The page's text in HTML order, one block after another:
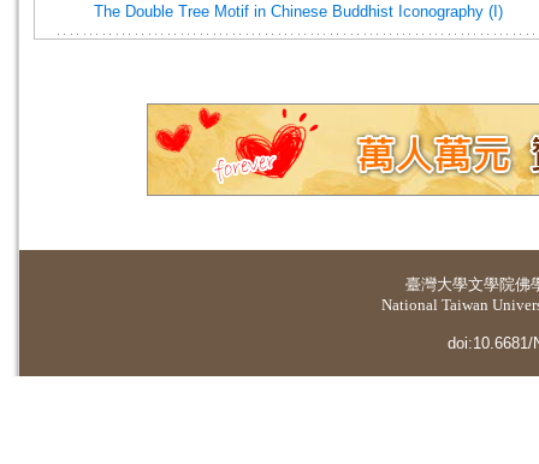
The Double Tree Motif in Chinese Buddhist Iconography (I)
臺灣大學文學院佛
National Taiwan
doi:10.6681/